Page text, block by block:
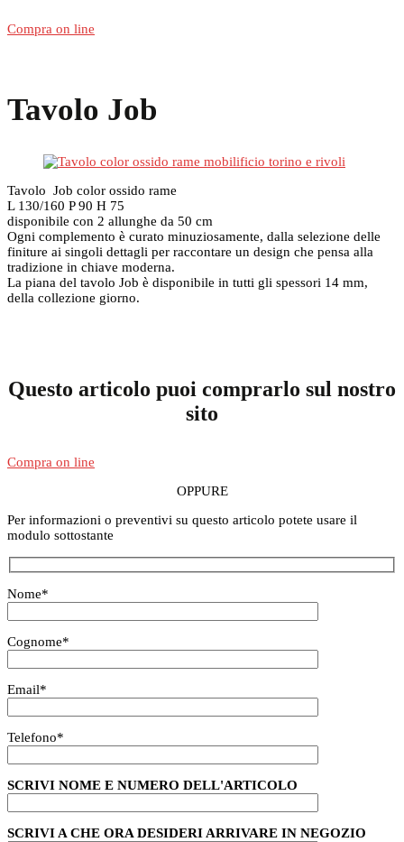
Compra on line
Tavolo Job
Tavolo Job color ossido rame
L 130/160 P 90 H 75
disponibile con 2 allunghe da 50 cm
Ogni complemento è curato minuziosamente, dalla selezione delle
finiture ai singoli dettagli per raccontare un design che pensa alla
tradizione in chiave moderna.
La piana del tavolo Job è disponibile in tutti gli spessori 14 mm,
della collezione giorno.
Questo articolo puoi comprarlo sul nostro
sito
Compra on line
OPPURE
Per informazioni o preventivi su questo articolo potete usare il
modulo sottostante
Nome*
Cognome*
Email*
Telefono*
SCRIVI NOME E NUMERO DELL'ARTICOLO
SCRIVI A CHE ORA DESIDERI ARRIVARE IN NEGOZIO